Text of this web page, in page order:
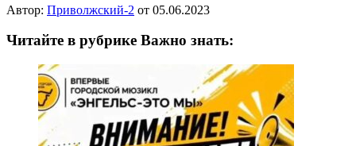
Автор: Приволжский-2 от 05.06.2023
Читайте в рубрике Важно знать: